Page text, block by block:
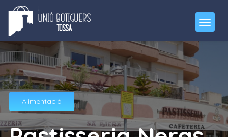
Alimentació